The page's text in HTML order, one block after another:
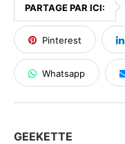
PARTAGE PAR ICI:
Pinterest
Whatsapp
GEEKETTE